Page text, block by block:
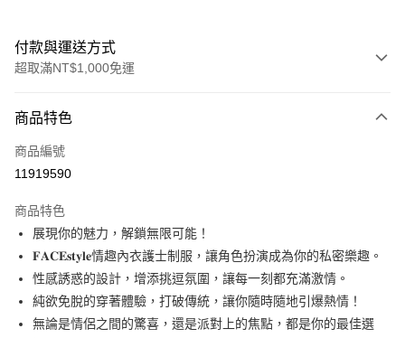
付款與運送方式
超取滿NT$1,000免運
信用卡一次付款
超商取貨付款
Apple Pay
街口支付
Google Pay
ATM付款
商品特色
商品編號
11919590
商品特色
展現你的魅力，解鎖無限可能！
𝐅𝐀𝐂𝐄𝐬𝐭𝐲𝐥𝐞情趣內衣護士制服，讓角色扮演成為你的私密樂趣。
性感誘惑的設計，增添挑逗氛圍，讓每一刻都充滿激情。
純欲免脫的穿著體驗，打破傳統，讓你隨時隨地引爆熱情！
無論是情侶之間的驚喜，還是派對上的焦點，都是你的最佳選